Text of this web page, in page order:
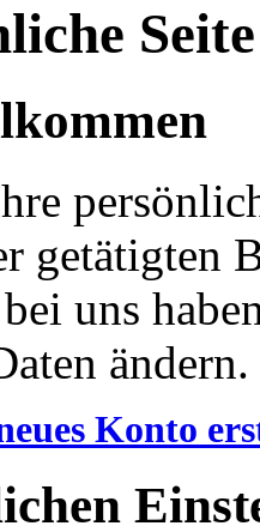
Seite
getätigten
uns
ändern.
Konto